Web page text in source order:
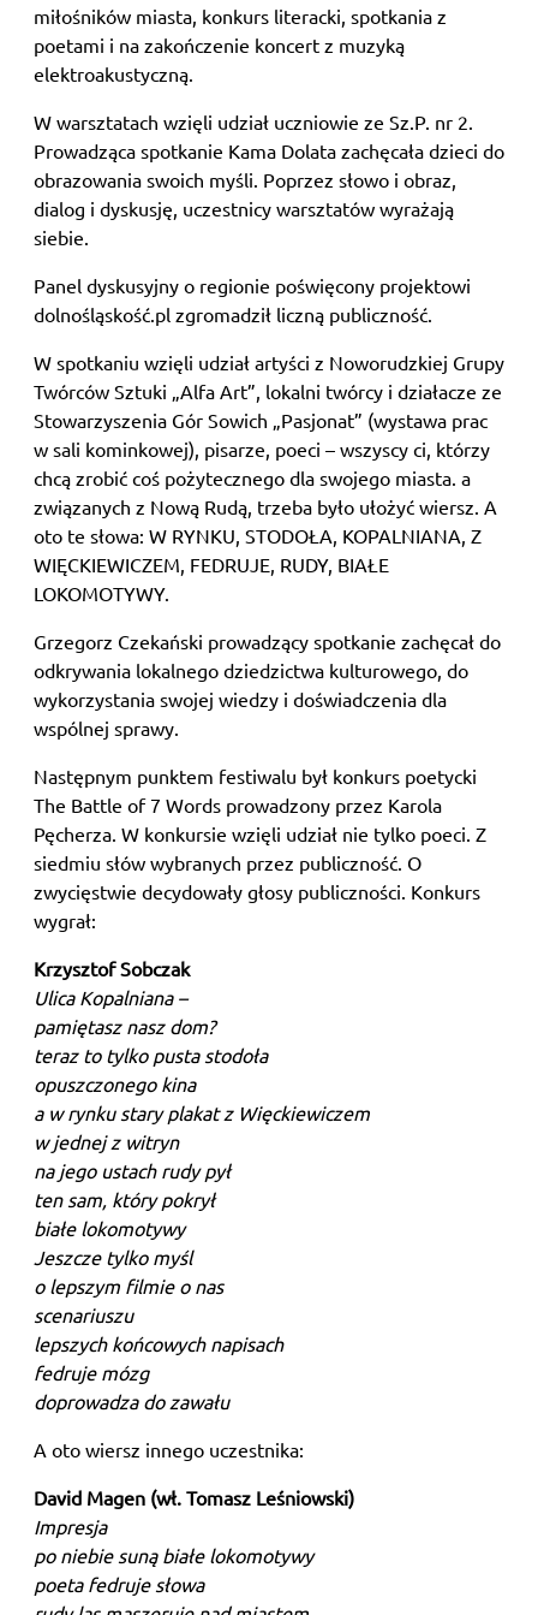
miłośników miasta, konkurs literacki, spotkania z
poetami i na zakończenie koncert z muzyką
elektroakustyczną.
W warsztatach wzięli udział uczniowie ze Sz.P. nr 2.
Prowadząca spotkanie Kama Dolata zachęcała dzieci do
obrazowania swoich myśli. Poprzez słowo i obraz,
dialog i dyskusję, uczestnicy warsztatów wyrażają
siebie.
Panel dyskusyjny o regionie poświęcony projektowi
dolnośląskość.pl zgromadził liczną publiczność.
W spotkaniu wzięli udział artyści z Noworudzkiej Grupy
Twórców Sztuki „Alfa Art”, lokalni twórcy i działacze ze
Stowarzyszenia Gór Sowich „Pasjonat” (wystawa prac
w sali kominkowej), pisarze, poeci – wszyscy ci, którzy
chcą zrobić coś pożytecznego dla swojego miasta. a
związanych z Nową Rudą, trzeba było ułożyć wiersz. A
oto te słowa: W RYNKU, STODOŁA, KOPALNIANA, Z
WIĘCKIEWICZEM, FEDRUJE, RUDY, BIAŁE
LOKOMOTYWY.
Grzegorz Czekański prowadzący spotkanie zachęcał do
odkrywania lokalnego dziedzictwa kulturowego, do
wykorzystania swojej wiedzy i doświadczenia dla
wspólnej sprawy.
Następnym punktem festiwalu był konkurs poetycki
The Battle of 7 Words prowadzony przez Karola
Pęcherza. W konkursie wzięli udział nie tylko poeci. Z
siedmiu słów wybranych przez publiczność. O
zwycięstwie decydowały głosy publiczności. Konkurs
wygrał:
Krzysztof Sobczak
Ulica Kopalniana –
pamiętasz nasz dom?
teraz to tylko pusta stodoła
opuszczonego kina
a w rynku stary plakat z Więckiewiczem
w jednej z witryn
na jego ustach rudy pył
ten sam, który pokrył
białe lokomotywy
Jeszcze tylko myśl
o lepszym filmie o nas
scenariuszu
lepszych końcowych napisach
fedruje mózg
doprowadza do zawału
A oto wiersz innego uczestnika:
David Magen (wł. Tomasz Leśniowski)
Impresja
po niebie suną białe lokomotywy
poeta fedruje słowa